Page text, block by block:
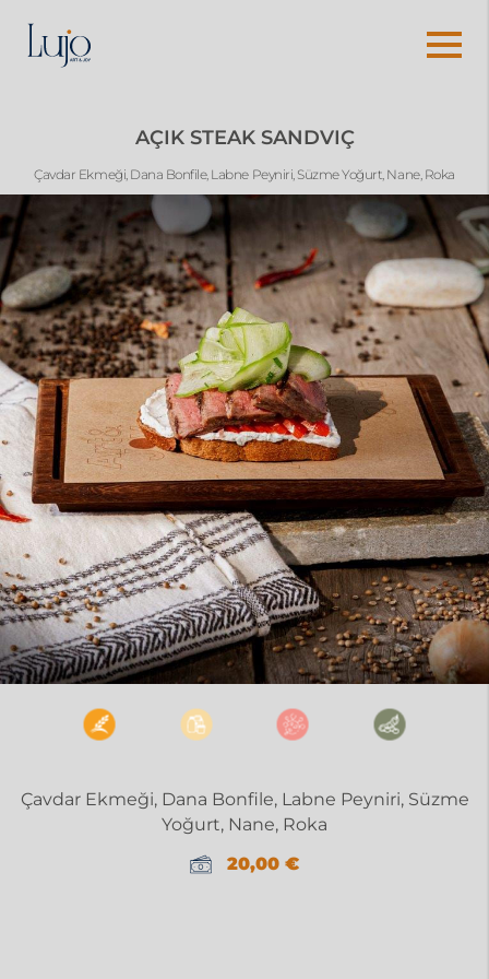
AÇIK STEAK SANDVIÇ
Çavdar Ekmeği, Dana Bonfile, Labne Peyniri, Süzme Yoğurt, Nane, Roka
Çavdar Ekmeği, Dana Bonfile, Labne Peyniri, Süzme
Yoğurt, Nane, Roka
20,00 €